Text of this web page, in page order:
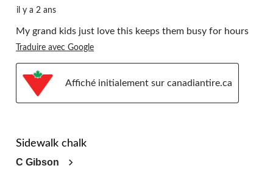
il y a 2 ans
My grand kids just love this keeps them busy for hours
Traduire avec Google
Affiché initialement sur canadiantire.ca
Sidewalk chalk
C Gibson